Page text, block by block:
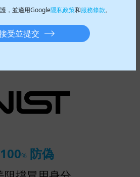
% 正確率
精準辨識率
100% 防偽
，並適用Google隱私政策和服務條款。
受並提交